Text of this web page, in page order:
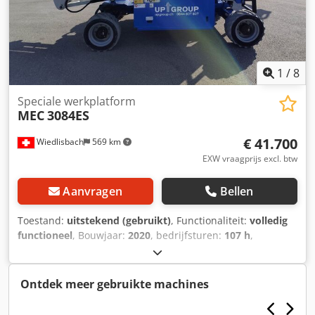
perfect Bij verkoop, net onderhouden Dieselmotor met
roetfilter
1 /8
Wiedlisbach 569 km
Speciale werkplatform
MEC3084ES
€ 41.700
EXW vraagprijs excl. btw
Aanvragen Bellen
Toestand: uitstekend (gebruikt), Functionaliteit: volledig
functioneel, Bouwjaar: 2020, bedrijfsturen: 107 h,
11700154
680 kg, hefhoogte:11.000 mm, platformlengte:4.270 mm,
platformbreedte:1.830 mm, totaalgewicht:
3.975 kg
1.780 mm,
Ontdek meer gebruikte machines